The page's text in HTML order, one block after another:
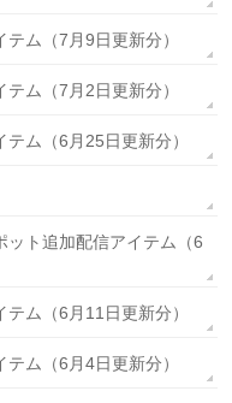
ム（7月9日更新分）
ム（7月2日更新分）
ム（6月25日更新分）
ット追加配信アイテム（6
ム（6月11日更新分）
ム（6月4日更新分）